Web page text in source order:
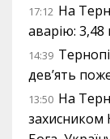
17:12 На
аварію: 3,48
14:39
дев’ять
13:50 На